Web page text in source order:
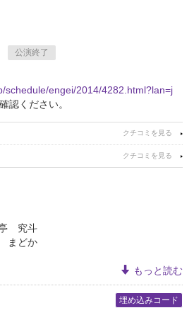
公演終了
schedule/engei/2014/4282.html?lan=j
認ください。
究斗
」 菊地 まどか
もっと読む
埋め込みコード